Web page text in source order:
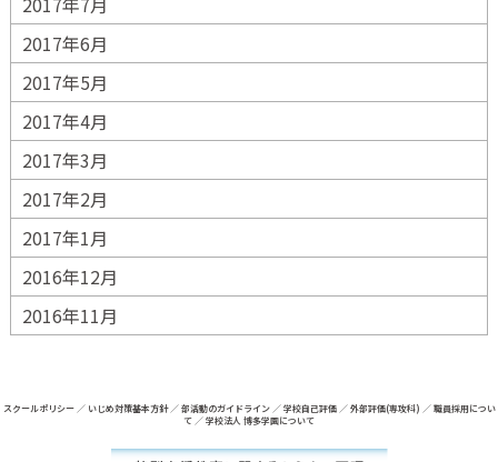
2017年6月
2017年5月
2017年4月
2017年3月
2017年2月
2017年1月
2016年12月
2016年11月
スクールポリシー／ いじめ対策基本方針／部活動のガイドライン／学校自己評価／外部評価(専攻科) ／職員採用につい
て ／学校法人 博多学園について